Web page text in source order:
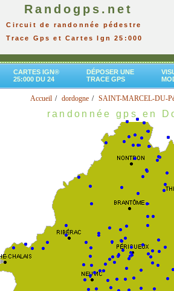
Randogps.net
Circuit de randonnée pédestre
Trace Gps et Cartes Ign 25:000
CARTES IGN®
25:000 DU 24
DÉPOSER UNE
TRACE GPS
Accueil dordogne SAINT-MARCEL-DU-
randonnée gps en